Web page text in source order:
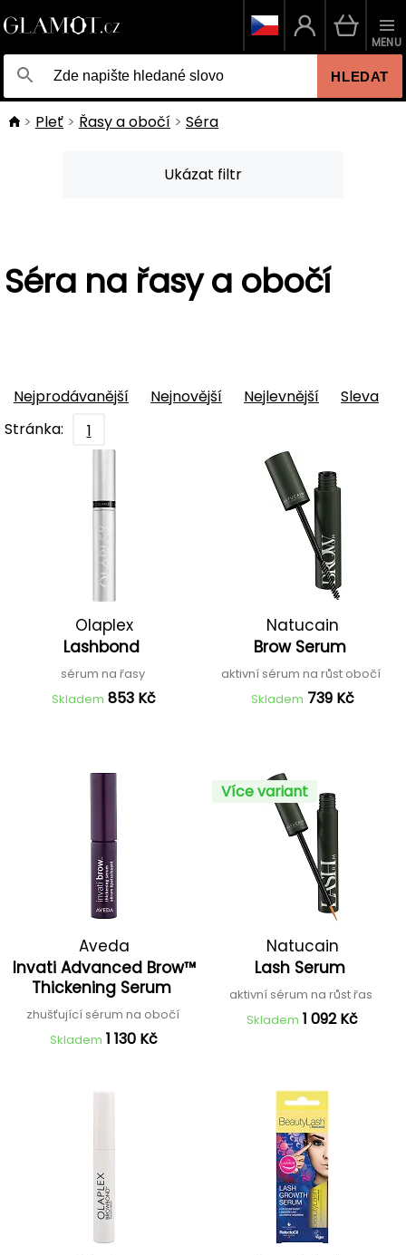
HLEDAT
MENU
Pleť Řasy a obočí Séra
Ukázat filtr
Séra na řasy a obočí
Nejprodávanější Nejnovější Nejlevnější
Sleva
Stránka:
1
Olaplex
Lashbond
sérum na řasy
Skladem 853 Kč
Natucain
Brow Serum
aktivní sérum na růst obočí
Skladem 739 Kč
Aveda
Invati Advanced Brow™
Thickening Serum
zhušťující sérum na obočí
Skladem 1 130 Kč
Více variant
Natucain
Lash Serum
aktivní sérum na růst řas
Skladem 1 092 Kč